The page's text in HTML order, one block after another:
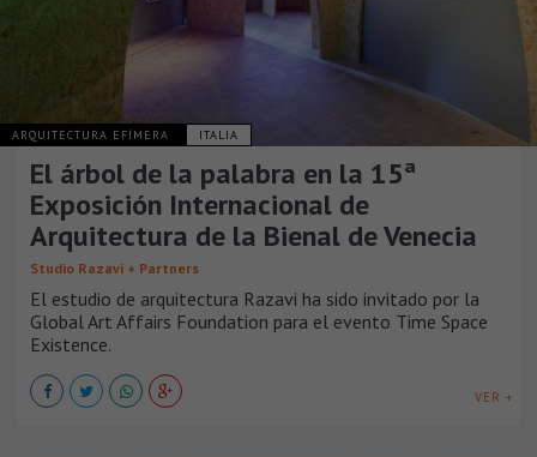
ARQUITECTURA EFÍMERA ITALIA
El árbol de la palabra en la 15ª
Exposición Internacional de
Arquitectura de la Bienal de Venecia
Studio Razavi + Partners
El estudio de arquitectura Razavi ha sido invitado por la
Global Art Affairs Foundation para el evento Time Space
Existence.
VER +